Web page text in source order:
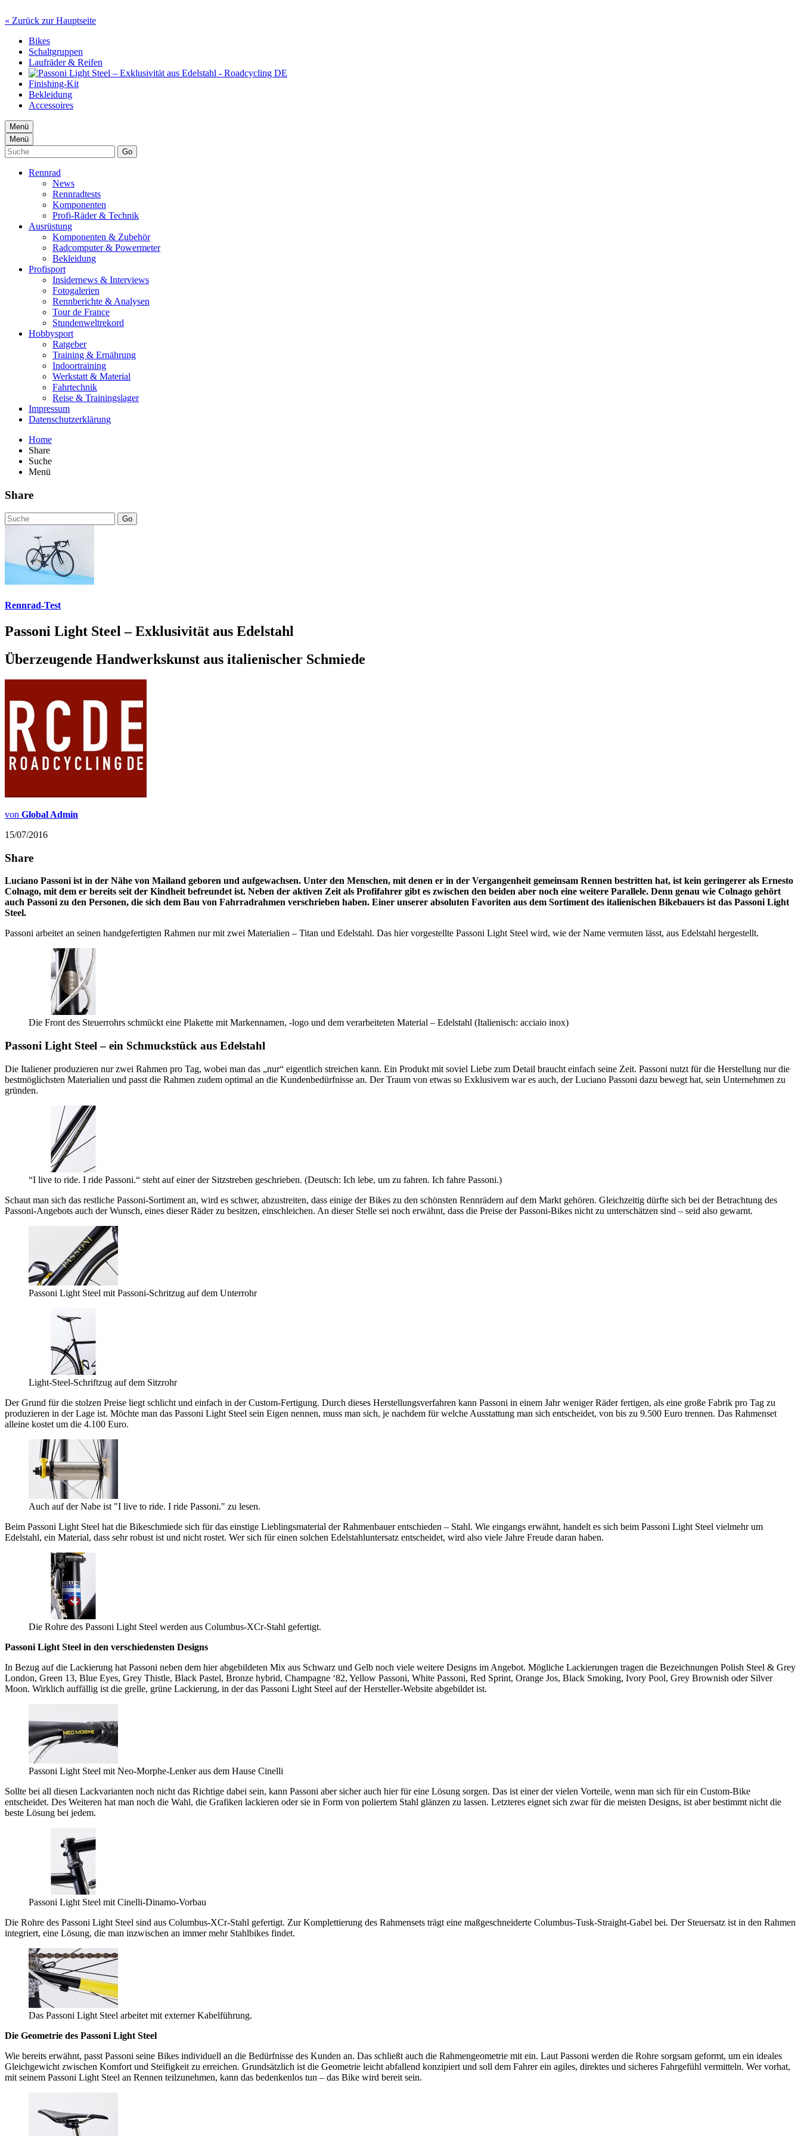
« Zurück zur Hauptseite
Bikes
Schaltgruppen
Laufräder & Reifen
Finishing-Kit
Bekleidung
Accessoires
Menü
Menü
Go
Rennrad
News
Rennradtests
Komponenten
Profi-Räder & Technik
Ausrüstung
Komponenten & Zubehör
Radcomputer & Powermeter
Bekleidung
Profisport
Insidernews & Interviews
Fotogalerien
Rennberichte & Analysen
Tour de France
Stundenweltrekord
Hobbysport
Ratgeber
Training & Ernährung
Indoortraining
Werkstatt & Material
Fahrtechnik
Reise & Trainingslager
Impressum
Datenschutzerklärung
Home
Share
Suche
Menü
Share
Go
Rennrad-Test
Passoni Light Steel – Exklusivität aus Edelstahl
Überzeugende Handwerkskunst aus italienischer Schmiede
von Global Admin
15/07/2016
Share
Luciano Passoni ist in der Nähe von Mailand geboren und aufgewachsen. Unter den Menschen, mit denen er in der Vergangenheit gemeinsam Rennen bestritten hat, ist kein geringerer als Ernesto
Colnago, mit dem er bereits seit der Kindheit befreundet ist. Neben der aktiven Zeit als Profifahrer gibt es zwischen den beiden aber noch eine weitere Parallele. Denn genau wie Colnago gehört
auch Passoni zu den Personen, die sich dem Bau von Fahrradrahmen verschrieben haben. Einer unserer absoluten Favoriten aus dem Sortiment des italienischen Bikebauers ist das Passoni Light
Steel.
Passoni arbeitet an seinen handgefertigten Rahmen nur mit zwei Materialien – Titan und Edelstahl. Das hier vorgestellte Passoni Light Steel wird, wie der Name vermuten lässt, aus Edelstahl hergestellt.
Die Front des Steuerrohrs schmückt eine Plakette mit Markennamen, -logo und dem verarbeiteten Material – Edelstahl (Italienisch: acciaio inox)
Passoni Light Steel – ein Schmuckstück aus Edelstahl
Die Italiener produzieren nur zwei Rahmen pro Tag, wobei man das „nur“ eigentlich streichen kann. Ein Produkt mit soviel Liebe zum Detail braucht einfach seine Zeit. Passoni nutzt für die Herstellung nur die
bestmöglichsten Materialien und passt die Rahmen zudem optimal an die Kundenbedürfnisse an. Der Traum von etwas so Exklusivem war es auch, der Luciano Passoni dazu bewegt hat, sein Unternehmen zu
gründen.
“I live to ride. I ride Passoni.“ steht auf einer der Sitzstreben geschrieben. (Deutsch: Ich lebe, um zu fahren. Ich fahre Passoni.)
Schaut man sich das restliche Passoni-Sortiment an, wird es schwer, abzustreiten, dass einige der Bikes zu den schönsten Rennrädern auf dem Markt gehören. Gleichzeitig dürfte sich bei der Betrachtung des
Passoni-Angebots auch der Wunsch, eines dieser Räder zu besitzen, einschleichen. An dieser Stelle sei noch erwähnt, dass die Preise der Passoni-Bikes nicht zu unterschätzen sind – seid also gewarnt.
Passoni Light Steel mit Passoni-Schritzug auf dem Unterrohr
Light-Steel-Schriftzug auf dem Sitzrohr
Der Grund für die stolzen Preise liegt schlicht und einfach in der Custom-Fertigung. Durch dieses Herstellungsverfahren kann Passoni in einem Jahr weniger Räder fertigen, als eine große Fabrik pro Tag zu
produzieren in der Lage ist. Möchte man das Passoni Light Steel sein Eigen nennen, muss man sich, je nachdem für welche Ausstattung man sich entscheidet, von bis zu 9.500 Euro trennen. Das Rahmenset
alleine kostet um die 4.100 Euro.
Auch auf der Nabe ist "I live to ride. I ride Passoni." zu lesen.
Beim Passoni Light Steel hat die Bikeschmiede sich für das einstige Lieblingsmaterial der Rahmenbauer entschieden – Stahl. Wie eingangs erwähnt, handelt es sich beim Passoni Light Steel vielmehr um
Edelstahl, ein Material, dass sehr robust ist und nicht rostet. Wer sich für einen solchen Edelstahluntersatz entscheidet, wird also viele Jahre Freude daran haben.
Die Rohre des Passoni Light Steel werden aus Columbus-XCr-Stahl gefertigt.
Passoni Light Steel in den verschiedensten Designs
In Bezug auf die Lackierung hat Passoni neben dem hier abgebildeten Mix aus Schwarz und Gelb noch viele weitere Designs im Angebot. Mögliche Lackierungen tragen die Bezeichnungen Polish Steel & Grey
London, Green 13, Blue Eyes, Grey Thistle, Black Pastel, Bronze hybrid, Champagne ‘82, Yellow Passoni, White Passoni, Red Sprint, Orange Jos, Black Smoking, Ivory Pool, Grey Brownish oder Silver
Moon. Wirklich auffällig ist die grelle, grüne Lackierung, in der das Passoni Light Steel auf der Hersteller-Website abgebildet ist.
Passoni Light Steel mit Neo-Morphe-Lenker aus dem Hause Cinelli
Sollte bei all diesen Lackvarianten noch nicht das Richtige dabei sein, kann Passoni aber sicher auch hier für eine Lösung sorgen. Das ist einer der vielen Vorteile, wenn man sich für ein Custom-Bike
entscheidet. Des Weiteren hat man noch die Wahl, die Grafiken lackieren oder sie in Form von poliertem Stahl glänzen zu lassen. Letzteres eignet sich zwar für die meisten Designs, ist aber bestimmt nicht die
beste Lösung bei jedem.
Passoni Light Steel mit Cinelli-Dinamo-Vorbau
Die Rohre des Passoni Light Steel sind aus Columbus-XCr-Stahl gefertigt. Zur Komplettierung des Rahmensets trägt eine maßgeschneiderte Columbus-Tusk-Straight-Gabel bei. Der Steuersatz ist in den Rahmen
integriert, eine Lösung, die man inzwischen an immer mehr Stahlbikes findet.
Das Passoni Light Steel arbeitet mit externer Kabelführung.
Die Geometrie des Passoni Light Steel
Wie bereits erwähnt, passt Passoni seine Bikes individuell an die Bedürfnisse des Kunden an. Das schließt auch die Rahmengeometrie mit ein. Laut Passoni werden die Rohre sorgsam geformt, um ein ideales
Gleichgewicht zwischen Komfort und Steifigkeit zu erreichen. Grundsätzlich ist die Geometrie leicht abfallend konzipiert und soll dem Fahrer ein agiles, direktes und sicheres Fahrgefühl vermitteln. Wer vorhat,
mit seinem Passoni Light Steel an Rennen teilzunehmen, kann das bedenkenlos tun – das Bike wird bereit sein.